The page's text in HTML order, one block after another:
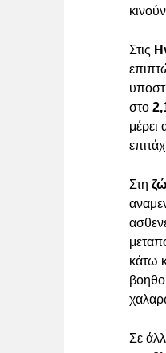
Στις
στο
μέρει
Στη
κάτω
Σε